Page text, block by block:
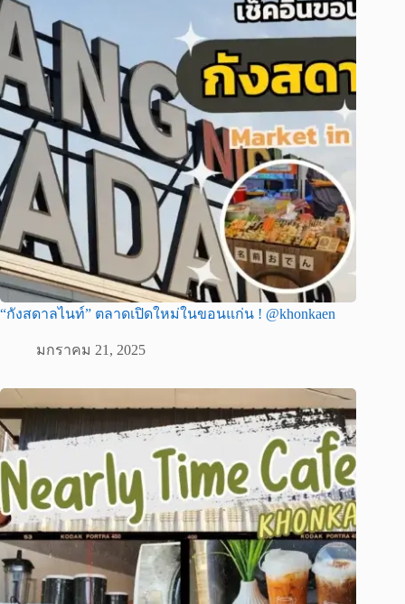
“กังสดาลไนท์” ตลาดเปิดใหม่ในขอนแก่น ! @khonkaen
มกราคม 21, 2025